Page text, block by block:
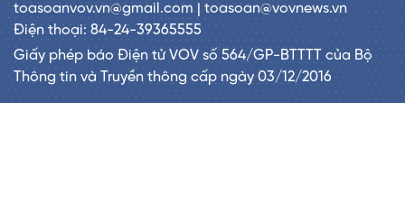
toasoanvov.vn@gmail.com | toasoan@vovnews.vn
Điện thoại: 84-24-39365555
Giấy phép báo Điện tử VOV số 564/GP-BTTTT của Bộ
Thông tin và Truyền thông cấp ngày 03/12/2016